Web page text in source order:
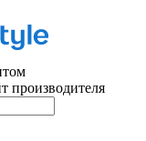
производителя